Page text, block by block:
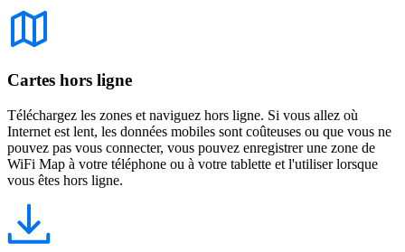
Cartes hors ligne
Téléchargez les zones et naviguez hors ligne. Si vous allez où
Internet est lent, les données mobiles sont coûteuses ou que vous ne
pouvez pas vous connecter, vous pouvez enregistrer une zone de
WiFi Map à votre téléphone ou à votre tablette et l'utiliser lorsque
vous êtes hors ligne.